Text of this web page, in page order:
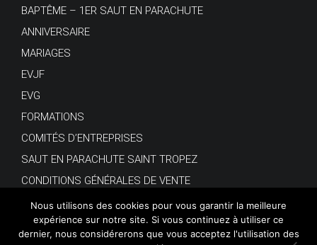
BAPTÊME – 1ER SAUT EN PARACHUTE
ANNIVERSAIRE
MARIAGES
EVJF
EVG
FORMATIONS
COMITÉS D’ENTREPRISES
SAUT EN PARACHUTE SAINT TROPEZ
CONDITIONS GÉNÉRALES DE VENTE
Nous utilisons des cookies pour vous garantir la meilleure
expérience sur notre site. Si vous continuez à utiliser ce
dernier, nous considérerons que vous acceptez l'utilisation des